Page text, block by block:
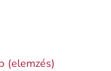
(elemzés)